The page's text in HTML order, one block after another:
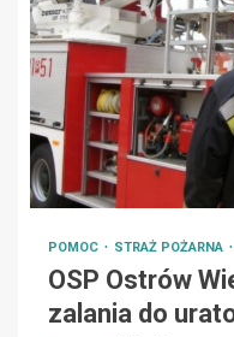
POMOC STRAŻ POŻARNA
OSP Ostrów
zalania do